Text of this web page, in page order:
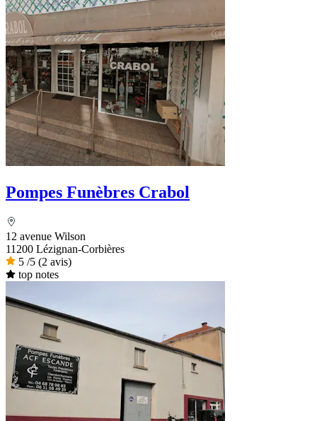
Pompes Funèbres Crabol
12 avenue Wilson
11200 Lézignan-Corbières
5 /5 (2 avis)
top notes